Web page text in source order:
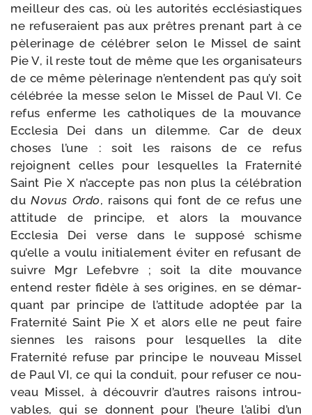
meilleur des cas, où les auto­ri­tés ecclé­sias­tiques
ne refu­se­raient pas aux prêtres pre­nant part à ce
pèle­ri­nage de célé­brer selon le Missel de saint
Pie V, il reste tout de même que les orga­ni­sa­teurs
de ce même pèle­ri­nage n’entendent pas qu’y soit
célé­brée la messe selon le Missel de Paul VI. Ce
refus enferme les catho­liques de la mou­vance
Ecclesia Dei dans un dilemme. Car de deux
choses l’une : soit les rai­sons de ce refus
rejoignent celles pour les­quelles la Fraternité
Saint Pie X n’accepte pas non plus la célé­bra­tion
duNovus Ordo, rai­sons qui font de ce refus une
atti­tude de prin­cipe, et alors la mou­vance
Ecclesia Dei verse dans le sup­po­sé schisme
qu’elle a vou­lu ini­tia­le­ment évi­ter en refu­sant de
suivre Mgr Lefebvre ; soit la dite mou­vance
entend res­ter fidèle à ses ori­gines, en se démar­
quant par prin­cipe de l’attitude adop­tée par la
Fraternité Saint Pie X et alors elle ne peut faire
siennes les rai­sons pour les­quelles la dite
Fraternité refuse par prin­cipe le nou­veau Missel
de Paul VI, ce qui la conduit, pour refu­ser ce nou­
veau Missel, à décou­vrir d’autres rai­sons introu­
vables, qui se donnent pour l’heure l’alibi d’un